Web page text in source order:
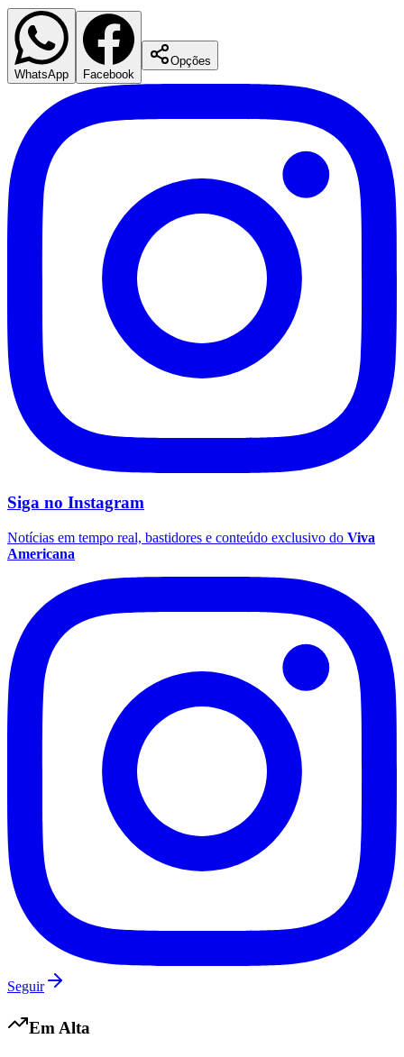
Botafogo
Grêmio
WhatsApp Facebook
Opções
Siga no Instagram
Notícias em tempo real, bastidores e conteúdo exclusivo do Viva
Americana
Seguir
Em Alta